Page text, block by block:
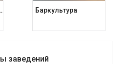
Kashalot Баркультура
заведений